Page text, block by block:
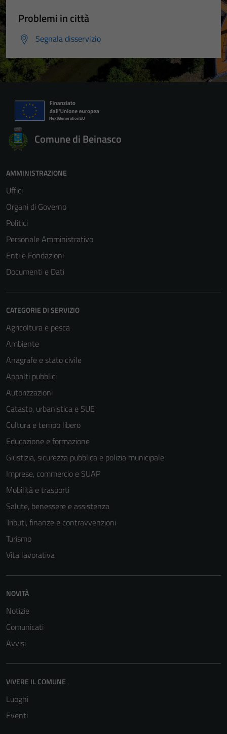
Problemi in città
Segnala disservizio
Comune di Beinasco
AMMINISTRAZIONE
Uffici
Organi di Governo
Politici
Personale Amministrativo
Enti e Fondazioni
Documenti e Dati
CATEGORIE DI SERVIZIO
Agricoltura e pesca
Ambiente
Anagrafe e stato civile
Appalti pubblici
Autorizzazioni
Catasto, urbanistica e SUE
Cultura e tempo libero
Educazione e formazione
Giustizia, sicurezza pubblica e polizia municipale
Imprese, commercio e SUAP
Mobilità e trasporti
Salute, benessere e assistenza
Tributi, finanze e contravvenzioni
Turismo
Vita lavorativa
NOVITÀ
Notizie
Comunicati
Avvisi
VIVERE IL COMUNE
Luoghi
Eventi